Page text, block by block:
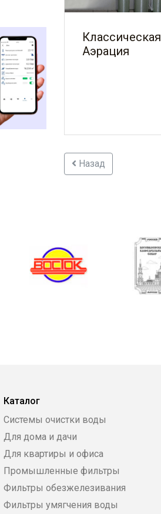
Классическая
Аэрация
Назад
Каталог
Системы очистки воды
Для дома и дачи
Для квартиры и офиса
Промышленные фильтры
Фильтры обезжелезивания
Фильтры умягчения воды